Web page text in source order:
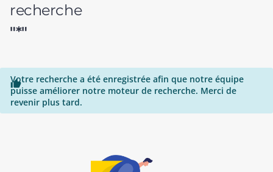
recherche
"*"

Votre recherche a été enregistrée afin que notre équipe
puisse améliorer notre moteur de recherche. Merci de
revenir plus tard.